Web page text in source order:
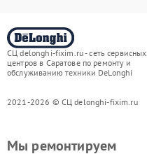
СЦ delonghi-fixim.ru - сеть сервисных
центров в Саратове по ремонту и
обслуживанию техники DeLonghi
2021-2026 © СЦ delonghi-fixim.ru
Мы ремонтируем